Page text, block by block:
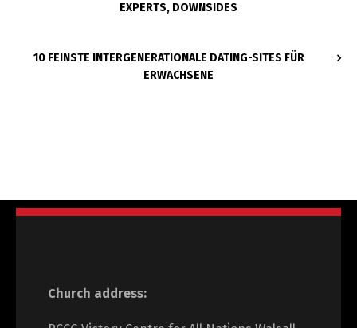
EXPERTS, DOWNSIDES
10 FEINSTE INTERGENERATIONALE DATING-SITES FÜR
ERWACHSENE
Church address: